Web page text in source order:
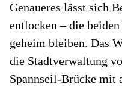
Genaueres lässt sich
entlocken – die
geheim bleiben. Das
die Stadtverwaltung
Spannseil-Brücke mit